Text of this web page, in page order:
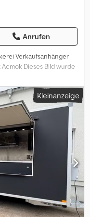
Sie persönlich.
Anrufen
Verkaufsanhänger
Dieses Bild wurde
einen möglichen
Ihren
Vorstellungen
Breite des Anhängers
die Ausstattung,
und können exakt auf Ihr
Bäckerei,
und herzhafte
nach Maß.
planen Ihr eigenes
der ersten Beratung bis
wir Ihnen gerne zur
Verkaufsanhänger in
Kleinanzeige